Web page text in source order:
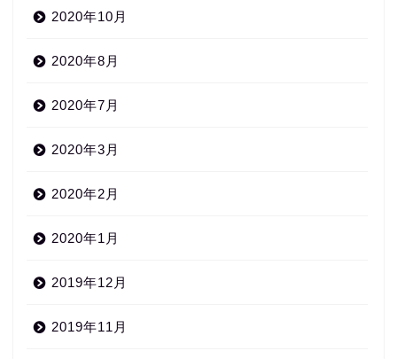
2020年10月
2020年8月
2020年7月
2020年3月
2020年2月
2020年1月
2019年12月
2019年11月